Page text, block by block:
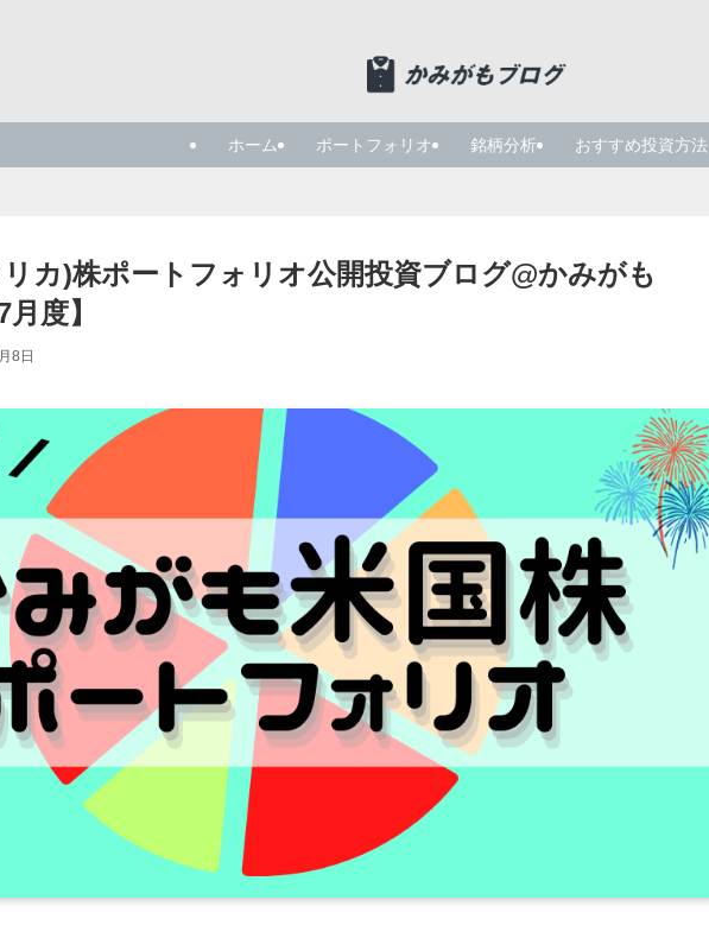
ホーム ポートフォリオ 銘柄分析 おすすめ投資方法
カ)株ポートフォリオ公開投資ブログ@かみがも
月度】
8日